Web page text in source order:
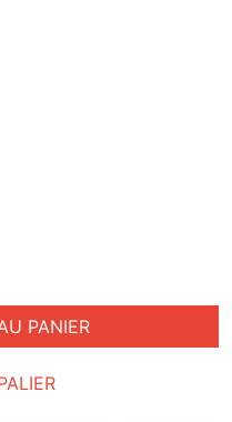
PANIER